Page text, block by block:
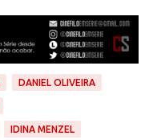
DANIEL OLIVEIRA
IDINA MENZEL